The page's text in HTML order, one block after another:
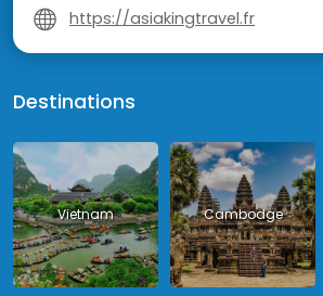
https://asiakingtravel.fr
Destinations
Vietnam Cambodge